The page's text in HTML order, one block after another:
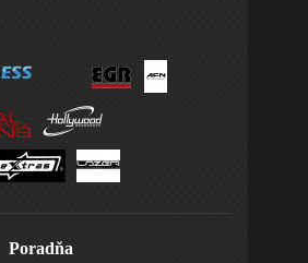
Poradňa